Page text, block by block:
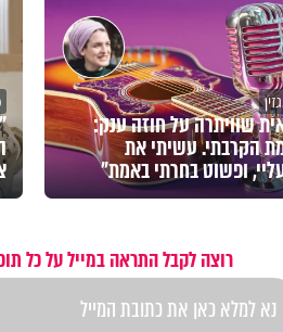
שוויתרה על חוזה ענק:
הקרבתי. עשיתי את
ופשוט בחרתי באמת"
רוצה לקבל התראה במייל על כל